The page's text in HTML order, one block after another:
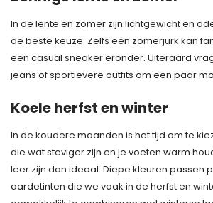
In de lente en zomer zijn lichtgewicht en
de beste keuze. Zelfs een zomerjurk kan
een casual sneaker eronder. Uiteraard
jeans of sportievere outfits om een paar
Koele herfst en winter
In de koudere maanden is het tijd om te
die wat steviger zijn en je voeten warm
leer zijn dan ideaal. Diepe kleuren passen
aardetinten die we vaak in de herfst en